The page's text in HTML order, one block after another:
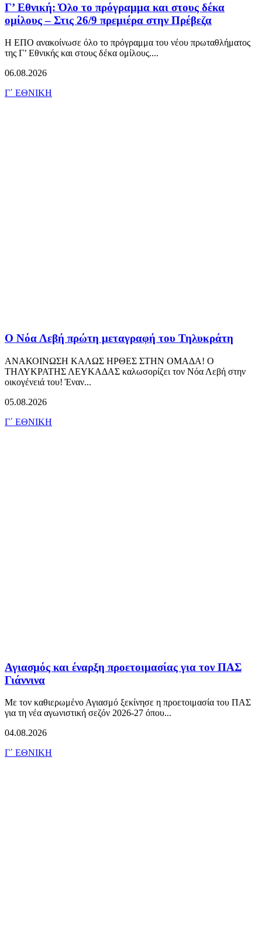
Γ’ Εθνική: Όλο το πρόγραμμα και στους δέκα
ομίλους – Στις 26/9 πρεμιέρα στην Πρέβεζα
Η ΕΠΟ ανακοίνωσε όλο το πρόγραμμα του νέου πρωταθλήματος
της Γ’ Εθνικής και στους δέκα ομίλους....
06.08.2026
Γ΄ ΕΘΝΙΚΗ
Ο Νόα Λεβή πρώτη μεταγραφή του Τηλυκράτη
ΑΝΑΚΟΙΝΩΣΗ ΚΑΛΩΣ ΗΡΘΕΣ ΣΤΗΝ ΟΜΑΔΑ! Ο
ΤΗΛΥΚΡΑΤΗΣ ΛΕΥΚΑΔΑΣ καλωσορίζει τον Νόα Λεβή στην
οικογένειά του! Έναν...
05.08.2026
Γ΄ ΕΘΝΙΚΗ
Αγιασμός και έναρξη προετοιμασίας για τον ΠΑΣ
Γιάννινα
Με τον καθιερωμένο Αγιασμό ξεκίνησε η προετοιμασία του ΠΑΣ
για τη νέα αγωνιστική σεζόν 2026-27 όπου...
04.08.2026
Γ΄ ΕΘΝΙΚΗ